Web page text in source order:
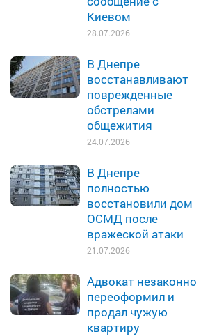
Киевом
28.07.2026
В Днепре
восстанавливают
поврежденные
обстрелами
общежития
24.07.2026
В Днепре
полностью
восстановили дом
ОСМД после
вражеской атаки
21.07.2026
Адвокат незаконно
переоформил и
продал чужую
квартиру